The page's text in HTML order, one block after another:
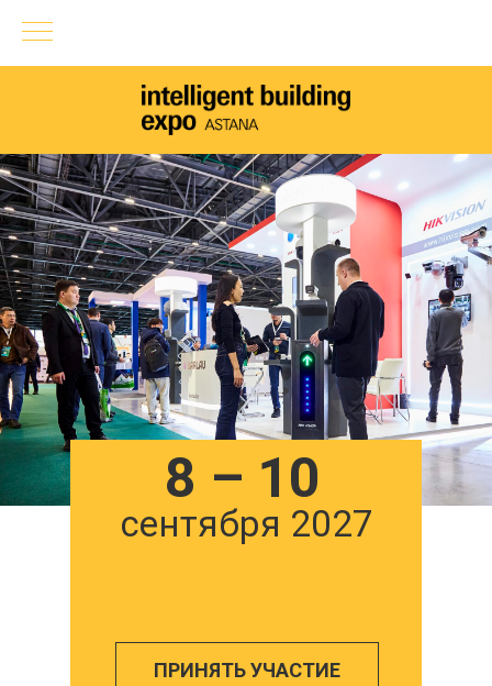
ПРИНЯТЬ УЧАСТИЕ
8 – 10
сентября 2027